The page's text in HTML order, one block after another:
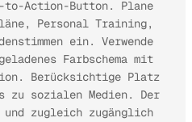
to-Action-Button. Plane
Personal Training,
ein. Verwende
Farbschema mit
Berücksichtige Platz
zu sozialen Medien. Der
zugleich zugänglich